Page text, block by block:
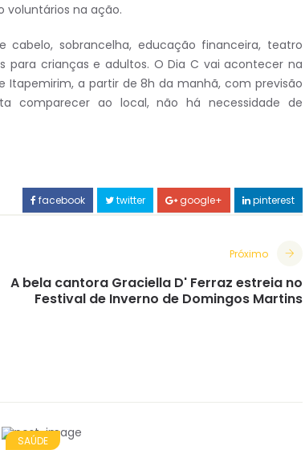
voluntários na ação.
sobrancelha, educação financeira, teatro
crianças e adultos. O Dia C vai acontecer na
Itapemirim, a partir de 8h da manhã, com previsão
comparecer ao local, não há necessidade de
facebook twitter google+ pinterest
Próximo
A bela cantora Graciella D' Ferraz estreia no
Festival de Inverno de Domingos Martins
SAÚDE